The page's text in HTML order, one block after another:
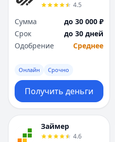
4.5
Сумма
до 30 000 ₽
Срок
до 30 дней
Одобрение
Среднее
Онлайн Срочно
Получить деньги
Займер
4.6